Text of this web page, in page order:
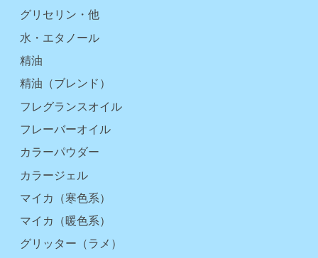
グリセリン・他
水・エタノール
精油
精油（ブレンド）
フレグランスオイル
フレーバーオイル
カラーパウダー
カラージェル
マイカ（寒色系）
マイカ（暖色系）
グリッター（ラメ）